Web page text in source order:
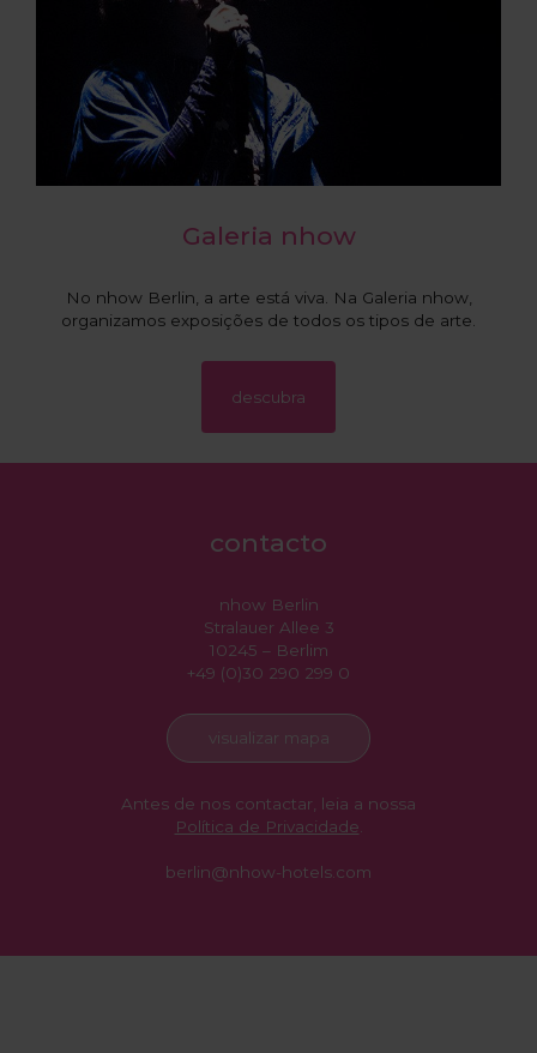
Galeria nhow
No nhow Berlin, a arte está viva. Na Galeria nhow,
organizamos exposições de todos os tipos de arte.
descubra
contacto
nhow Berlin
Stralauer Allee 3
10245 – Berlim
+49 (0)30 290 299 0
visualizar mapa
Antes de nos contactar, leia a nossa
Política de Privacidade
berlin@nhow-hotels.com